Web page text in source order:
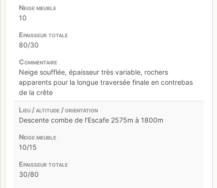
10
80/30
Neige soufflée, épaisseur très variable, rochers
apparents pour la longue traversée finale en contrebas
de la crête
Descente combe de l'Escafe 2575m à 1800m
10/15
30/80